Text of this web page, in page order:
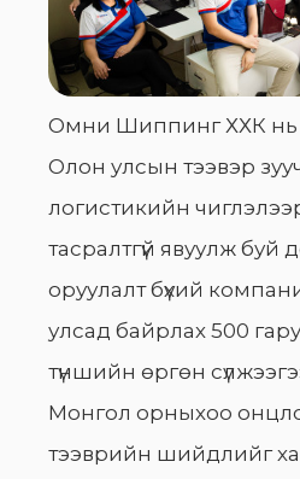
Омни Шиппинг ХХК нь
Олон улсын тээвэр
логистикийн
тасралтгүй явуулж
оруулалт бүхий
улсад байрлах 500
түншийн өргөн
Монгол орныхоо
тээврийн шийдлийг